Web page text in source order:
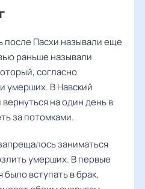
после Пасхи называли еще
раньше называли
согласно
умерших. В Навский
на один день в
за потомками.
заниматься
умерших. В первые
вступать в брак,